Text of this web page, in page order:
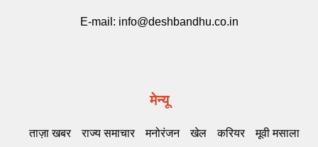
E-mail: info@deshbandhu.co.in
मेन्यू
ताज़ा खबर राज्य समाचार मनोरंजन खेल करियर मूवी मसाला